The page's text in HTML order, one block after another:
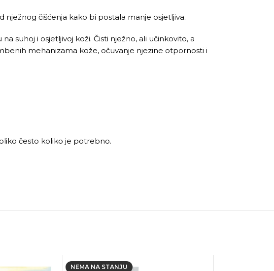
nježnog čišćenja kako bi postala manje osjetljiva.
suhoj i osjetljivoj koži. Čisti nježno, ali učinkovito, a
mehanizama kože, očuvanje njezine otpornosti i
često koliko je potrebno.
NEMA NA STANJU